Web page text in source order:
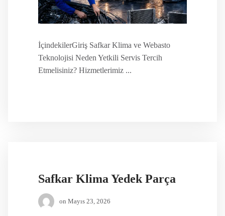
İçindekilerGiriş Safkar Klima ve Webasto
Teknolojisi Neden Yetkili Servis Tercih
Etmelisiniz? Hizmetlerimiz ...
Safkar Klima Yedek Parça
on Mayıs 23, 2026